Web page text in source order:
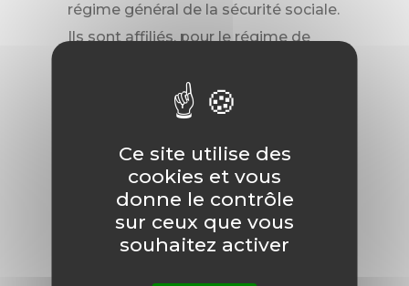
régime général de la sécurité sociale.
Ils sont affiliés, pour le régime de
l'institution de retraite
complémentaire des agents non
titulaires de l'État et des
Collectivités Publiques (IRCANTEC).
Pour plus de
renseignements
Ce site utilise des
cookies et vous
donne le contrôle
sur ceux que vous
souhaitez activer